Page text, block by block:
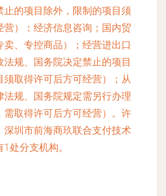
止的项目除外，限制的项目须
营）；经济信息咨询；国内贸
卖、专控商品）；经营进出口
法规、国务院决定禁止的项目
须取得许可后方可经营）；从
法规、国务院规定需另行办理
需取得许可后方可经营）。许
深圳市前海商玖联合支付技术
处分支机构。